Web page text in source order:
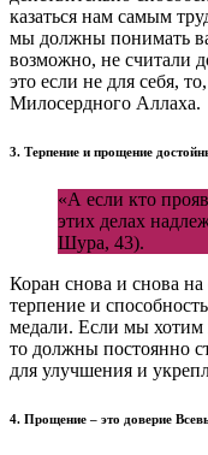
казаться нам самым
мы должны понимать
возможно, не считали
это если не для себя,
Милосердного Аллаха.
3. Терпение и прощение
«А если кто
этих делах
Шура, 43).
Коран снова и снова
терпение и
медали. Если мы
то должны постоянно
для улучшения и
4. Прощение – это доверие